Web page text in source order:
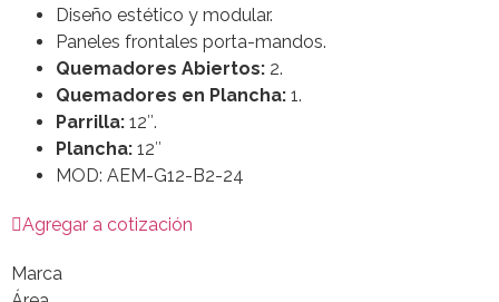
Diseño estético y modular.
Paneles frontales porta-mandos.
Quemadores Abiertos: 2.
Quemadores en Plancha: 1.
Parrilla: 12″.
Plancha: 12″
MOD: AEM-G12-B2-24
Agregar a cotización
Marca